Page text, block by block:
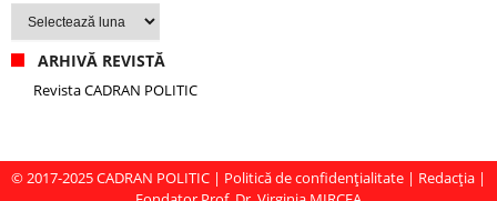
Arhiva
curentă
ARHIVĂ REVISTĂ
Revista CADRAN POLITIC
© 2017-2025CADRAN POLITIC | Politică de confidențialitate | Redacția |